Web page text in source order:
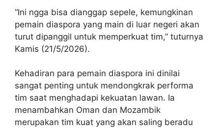
“Ini ngga bisa dianggap sepele, kemungkinan
pemain diaspora yang main di luar negeri akan
turut dipanggil untuk memperkuat tim,” tuturnya
Kamis (21/5/2026).
Kehadiran para pemain diaspora ini dinilai
sangat penting untuk mendongkrak performa
tim saat menghadapi kekuatan lawan. Ia
menambahkan Oman dan Mozambik
merupakan tim kuat yang akan saling beradu